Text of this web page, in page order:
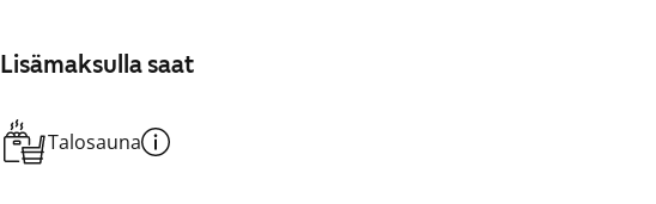
Lisämaksulla saat
Talosauna